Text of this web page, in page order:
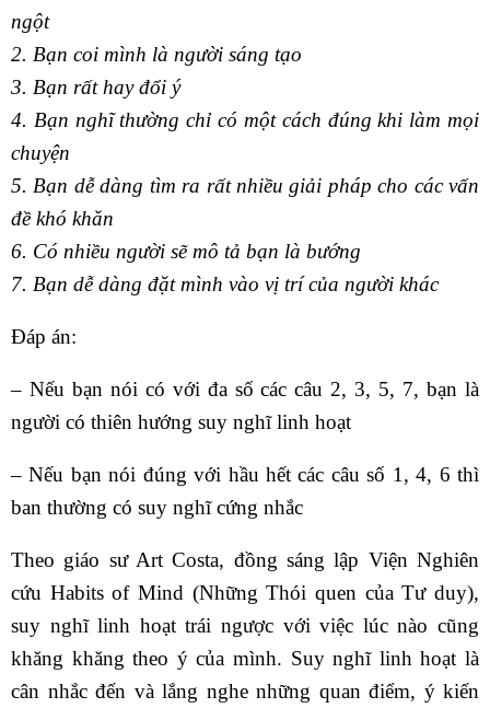
ngột
2. Bạn coi mình là người sáng tạo
3. Bạn rất hay đổi ý
4. Bạn nghĩ thường chỉ có một cách đúng khi làm mọi
chuyện
5. Bạn dễ dàng tìm ra rất nhiều giải pháp cho các vấn
đề khó khăn
6. Có nhiều người sẽ mô tả bạn là bướng
7. Bạn dễ dàng đặt mình vào vị trí của người khác
Đáp án:
– Nếu bạn nói có với đa số các câu 2, 3, 5, 7, bạn là
người có thiên hướng suy nghĩ linh hoạt
– Nếu bạn nói đúng với hầu hết các câu số 1, 4, 6 thì
ban thường có suy nghĩ cứng nhắc
Theo giáo sư Art Costa, đồng sáng lập Viện Nghiên
cứu Habits of Mind (Những Thói quen của Tư duy),
suy nghĩ linh hoạt trái ngược với việc lúc nào cũng
khăng khăng theo ý của mình. Suy nghĩ linh hoạt là
cân nhắc đến và lắng nghe những quan điểm, ý kiến